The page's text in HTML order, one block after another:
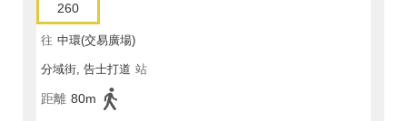
260
往 中環(交易廣場)
分域街, 告士打道 站
距離 80m